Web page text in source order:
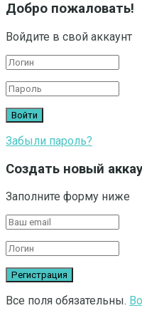
Добро пожаловать!
Войдите в свой аккаунт
Забыли пароль?
Создать новый
Заполните форму ниже
Все поля обязательны.